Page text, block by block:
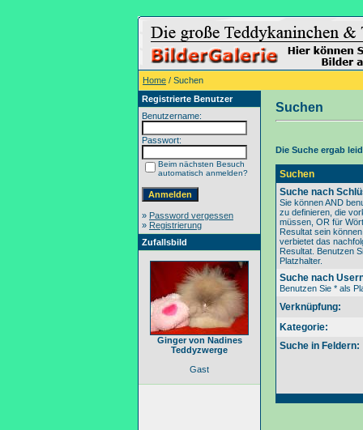
Home / Suchen
Registrierte Benutzer
Benutzername:
Passwort:
Beim nächsten Besuch
automatisch anmelden?
» Password vergessen
» Registrierung
Zufallsbild
Ginger von Nadines
Teddyzwerge
Gast
Suchen
Die Suche ergab
Suchen
Suche nach
Sie können AND
zu definieren, die
müssen, OR für
Resultat sein
verbietet das
Resultat. Benutzen
Platzhalter.
Suche nach
Benutzen Sie * als
Verknüpfung:
Kategorie:
Suche in Feldern: